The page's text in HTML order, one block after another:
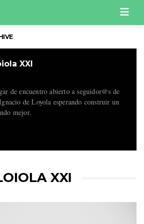
XXI
de encuentro abierto a seguidor@s de
de Loyola esperando construir un
mejor.
XXI